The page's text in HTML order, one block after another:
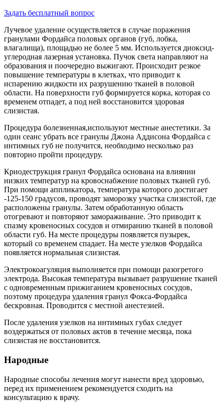
Задать бесплатный вопрос
Лучевое удаление осуществляется в случае поражения
гранулами Фордайса половых органов (губ, лобка,
влагалища), площадью не более 5 мм. Используется диоксид-
углеродная лазерная установка. Пучок света направляют на
образования и поочередно выжигают. Происходит резкое
повышение температуры в клетках, что приводит к
испарению жидкости их разрушению тканей в половой
области. На поверхности губ формируется корка, которая со
временем отпадет, а под ней восстановится здоровая
слизистая.
Процедура болезненная,используют местные анестетики. За
один сеанс убрать все гранулы Джона Аддисона Фордайса с
интимных губ не получится, необходимо несколько раз
повторно пройти процедуру.
Криодеструкция гранул Фордайса основана на влиянии
низких температур на кровоснабжение половых тканей губ.
При помощи аппликатора, температура которого достигает
-125-150 градусов, проводят заморозку участка слизистой, где
расположены гранулы. Затем обработанную область
отогревают и повторяют замораживание. Это приводит к
спазму кровеносных сосудов и отмиранию тканей в половой
области губ. На месте процедуры появляется пузырек,
который со временем спадает. На месте узелков Фордайса
появляется нормальная слизистая.
Электрокоагуляция выполняется при помощи разогретого
электрода. Высокая температура вызывает разрушение тканей
с одновременным прижиганием кровеносных сосудов,
поэтому процедура удаления гранул Фокса-Фордайса
бескровная. Проводится с местной анестезией.
После удаления узелков на интимных губах следует
воздержаться от половых актов в течение месяца, пока
слизистая не восстановится.
Народные
Народные способы лечения могут нанести вред здоровью,
перед их применением рекомендуется сходить на
консультацию к врачу.